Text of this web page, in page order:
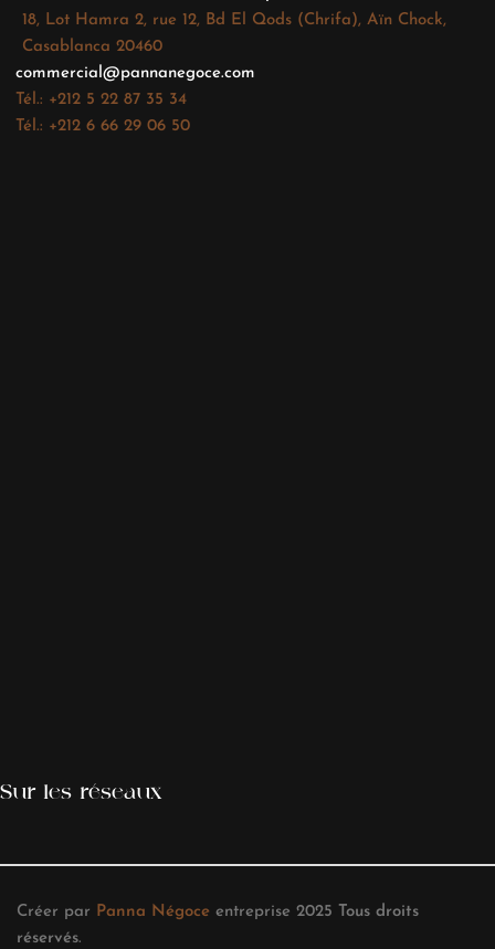
18, Lot Hamra 2, rue 12, Bd El Qods (Chrifa), Aïn Chock,
Casablanca 20460
commercial@pannanegoce.com
Tél.: +212 5 22 87 35 34
Tél.: +212 6 66 29 06 50
Sur les réseaux
Créer par Panna Négoce entreprise 2025 Tous droits
réservés.